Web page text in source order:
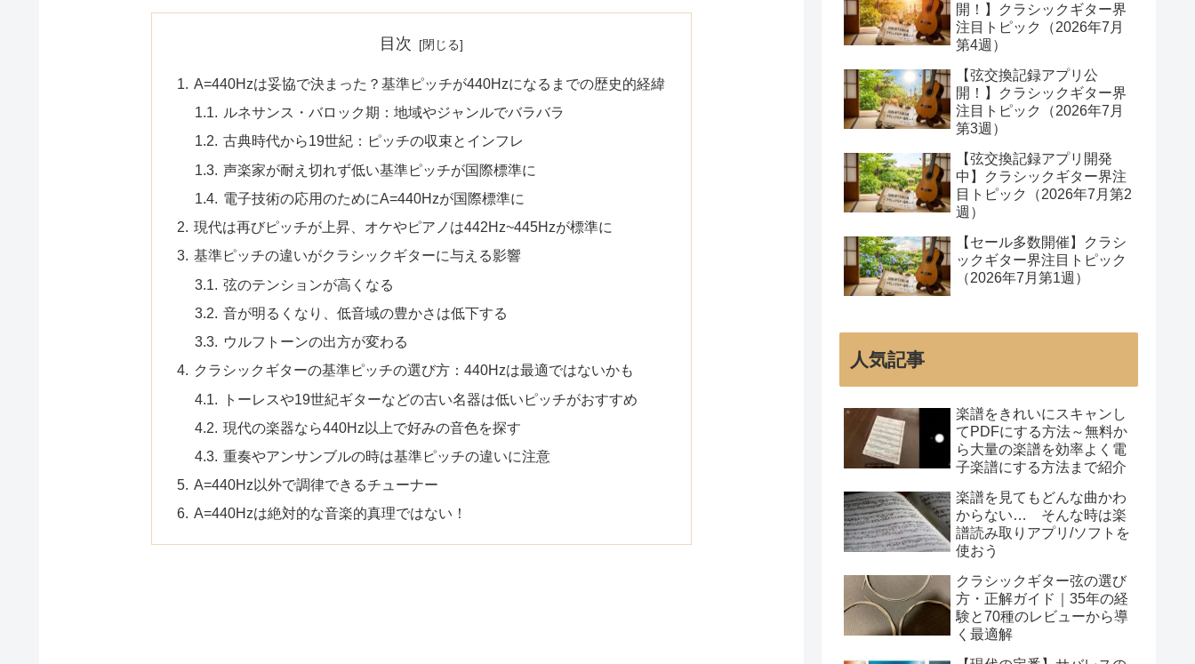
目次
A=440Hzは妥協で決まった？基準ピッチが440Hzになるまでの歴史的経緯
ルネサンス・バロック期：地域やジャンルでバラバラ
古典時代から19世紀：ピッチの収束とインフレ
声楽家が耐え切れず低い基準ピッチが国際標準に
電子技術の応用のためにA=440Hzが国際標準に
現代は再びピッチが上昇、オケやピアノは442Hz~445Hzが標準に
基準ピッチの違いがクラシックギターに与える影響
弦のテンションが高くなる
音が明るくなり、低音域の豊かさは低下する
ウルフトーンの出方が変わる
クラシックギターの基準ピッチの選び方：440Hzは最適ではないかも
トーレスや19世紀ギターなどの古い名器は低いピッチがおすすめ
現代の楽器なら440Hz以上で好みの音色を探す
重奏やアンサンブルの時は基準ピッチの違いに注意
A=440Hz以外で調律できるチューナー
A=440Hzは絶対的な音楽的真理ではない！
開！】クラシックギター界
注目トピック（2026年7月
第4週）
【弦交換記録アプリ公
開！】クラシックギター界
注目トピック（2026年7月
第3週）
【弦交換記録アプリ開発
中】クラシックギター界注
目トピック（2026年7月第2
週）
【セール多数開催】クラシ
ックギター界注目トピック
（2026年7月第1週）
人気記事
楽譜をきれいにスキャンし
てPDFにする方法～無料か
ら大量の楽譜を効率よく電
子楽譜にする方法まで紹介
楽譜を見てもどんな曲かわ
からない… そんな時は楽
譜読み取りアプリ/ソフトを
使おう
クラシックギター弦の選び
方・正解ガイド｜35年の経
験と70種のレビューから導
く最適解